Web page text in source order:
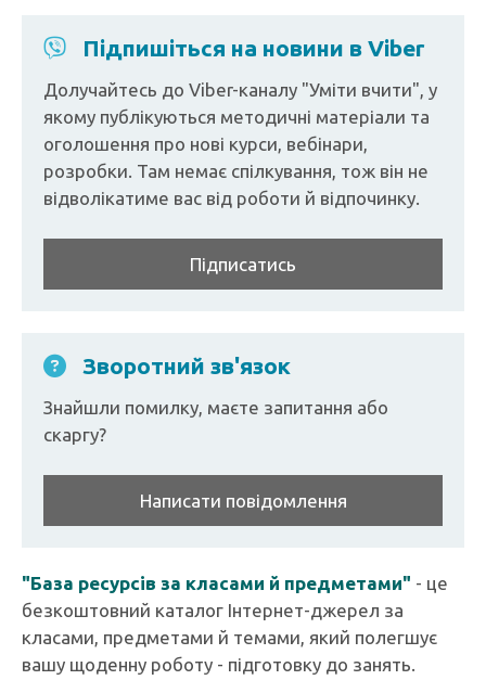
Підпишіться на новини в Viber
Долучайтесь до Viber-каналу "Уміти вчити", у
якому публікуються методичні матеріали та
оголошення про нові курси, вебінари,
розробки. Там немає спілкування, тож він не
відволікатиме вас від роботи й відпочинку.
Підписатись
Зворотний зв'язок
Знайшли помилку, маєте запитання або
скаргу?
Написати повідомлення
"База ресурсів за класами й предметами" - це
безкоштовний каталог Інтернет-джерел за
класами, предметами й темами, який полегшує
вашу щоденну роботу - підготовку до занять.